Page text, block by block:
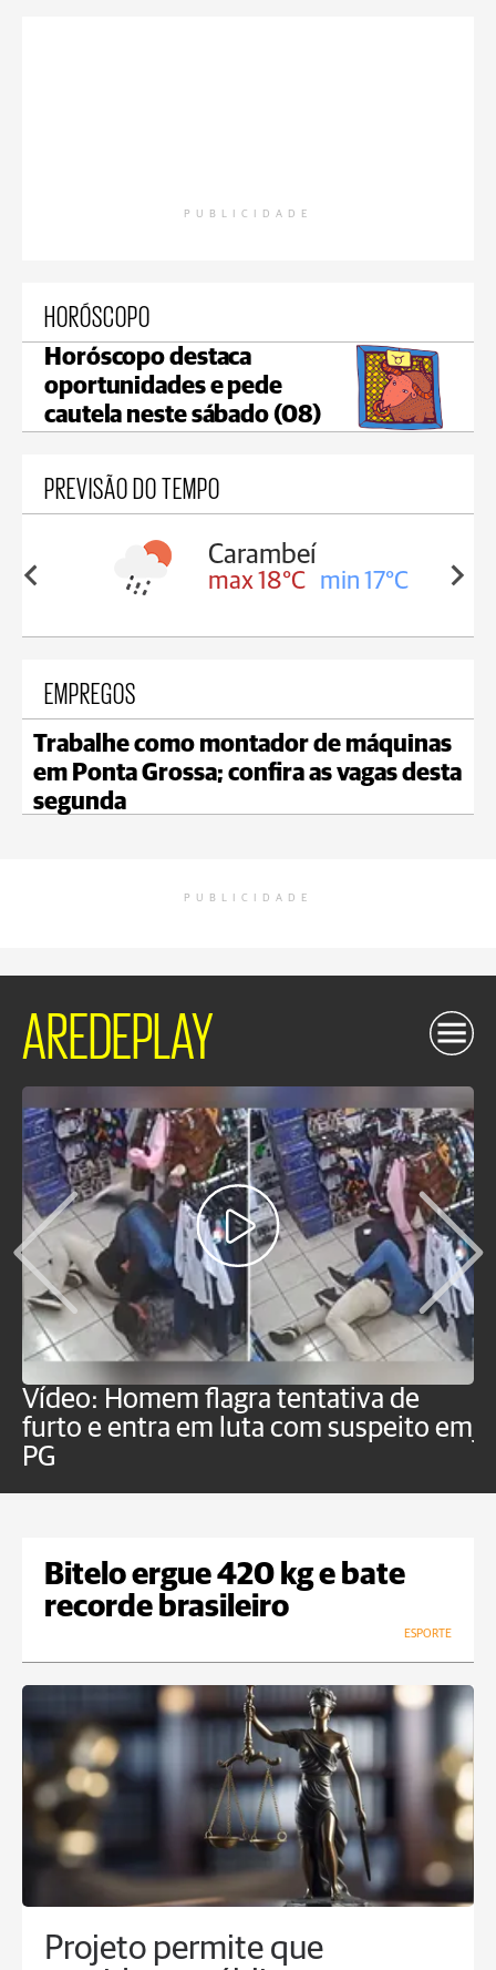
PUBLICIDADE
HORÓSCOPO
Horóscopo destaca
oportunidades e pede
cautela neste sábado (08)
PREVISÃO DO TEMPO
17°C
Jaguariaíva
max 19°C min 18°C
EMPREGOS
Trabalhe como montador de máquinas
em Ponta Grossa; confira as vagas desta
segunda
PUBLICIDADE
AREDEPLAY
Vídeo: Homem flagra tentativa de
furto e entra em luta com suspeito em
PG
Bitelo ergue 420 kg e bate
recorde brasileiro
ESPORTE
Projeto permite que